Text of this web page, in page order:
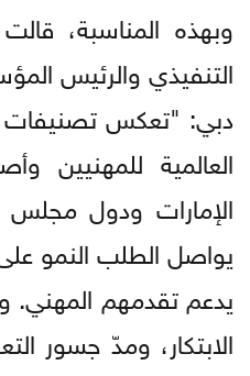
وبهذه المناسبة،
التنفيذي والرئيس
دبي: "تعكس تصنيفات
العالمية للمهنيين
الإمارات ودول مجلس
يواصل الطلب النمو
يدعم تقدمهم المهني.
الابتكار، ومدّ جسور